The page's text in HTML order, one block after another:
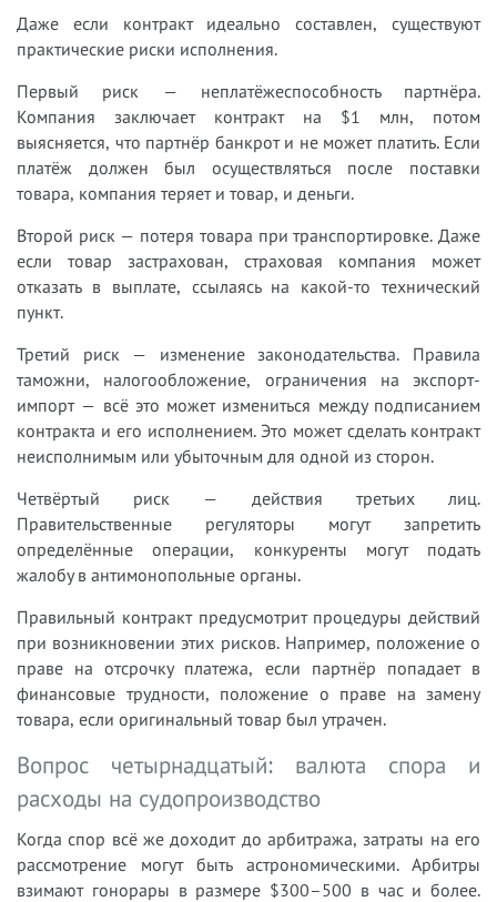
Даже если контракт идеально составлен, существуют
практические риски исполнения.
Первый риск — неплатёжеспособность партнёра.
Компания заключает контракт на $1 млн, потом
выясняется, что партнёр банкрот и не может платить. Если
платёж должен был осуществляться после поставки
товара, компания теряет и товар, и деньги.
Второй риск — потеря товара при транспортировке. Даже
если товар застрахован, страховая компания может
отказать в выплате, ссылаясь на какой-то технический
пункт.
Третий риск — изменение законодательства. Правила
таможни, налогообложение, ограничения на экспорт-
импорт — всё это может измениться между подписанием
контракта и его исполнением. Это может сделать контракт
неисполнимым или убыточным для одной из сторон.
Четвёртый риск — действия третьих лиц.
Правительственные регуляторы могут запретить
определённые операции, конкуренты могут подать
жалобу в антимонопольные органы.
Правильный контракт предусмотрит процедуры действий
при возникновении этих рисков. Например, положение о
праве на отсрочку платежа, если партнёр попадает в
финансовые трудности, положение о праве на замену
товара, если оригинальный товар был утрачен.
Вопрос четырнадцатый: валюта спора и
расходы на судопроизводство
Когда спор всё же доходит до арбитража, затраты на его
рассмотрение могут быть астрономическими. Арбитры
взимают гонорары в размере $300–500 в час и более.